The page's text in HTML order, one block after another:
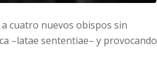
cuatro nuevos obispos sin
–latae sententiae– y provocando